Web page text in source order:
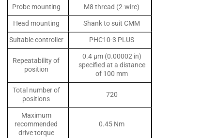
Probe mounting
M8 thread (2-wire)
Head mounting
Shank to suit CMM
Suitable controller
PHC10-3 PLUS
Repeatability of
position
0.4 µm (0.00002 in)
specified at a distance
of 100 mm
Total number of
positions
720
Maximum
recommended
drive torque
0.45 Nm